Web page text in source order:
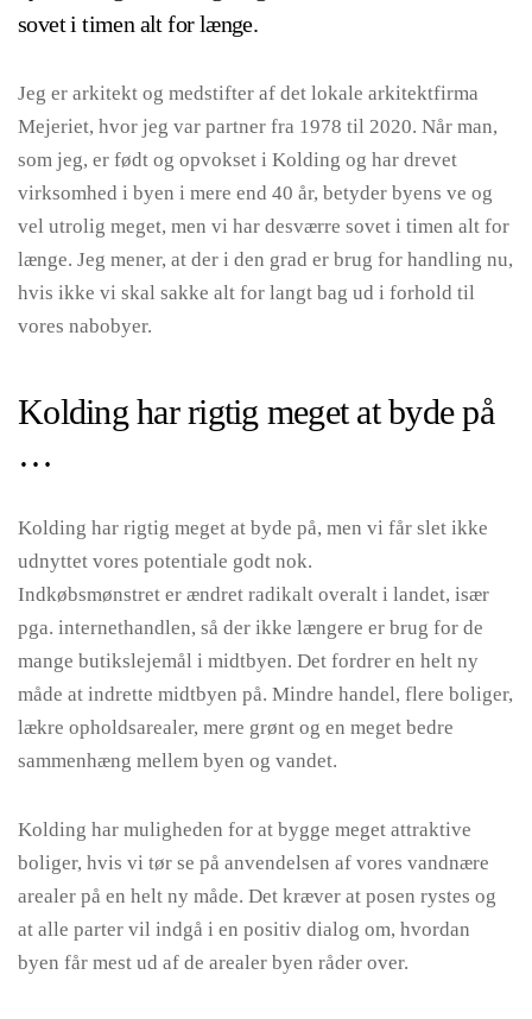
sovet i timen alt for længe.
Jeg er arkitekt og medstifter af det lokale arkitektfirma
Mejeriet, hvor jeg var partner fra 1978 til 2020. Når man,
som jeg, er født og opvokset i Kolding og har drevet
virksomhed i byen i mere end 40 år, betyder byens ve og
vel utrolig meget, men vi har desværre sovet i timen alt for
længe. Jeg mener, at der i den grad er brug for handling nu,
hvis ikke vi skal sakke alt for langt bag ud i forhold til
vores nabobyer.
Kolding har rigtig meget at byde på
…
Kolding har rigtig meget at byde på, men vi får slet ikke
udnyttet vores potentiale godt nok.
Indkøbsmønstret er ændret radikalt overalt i landet, især
pga. internethandlen, så der ikke længere er brug for de
mange butikslejemål i midtbyen. Det fordrer en helt ny
måde at indrette midtbyen på. Mindre handel, flere boliger,
lækre opholdsarealer, mere grønt og en meget bedre
sammenhæng mellem byen og vandet.
Kolding har muligheden for at bygge meget attraktive
boliger, hvis vi tør se på anvendelsen af vores vandnære
arealer på en helt ny måde. Det kræver at posen rystes og
at alle parter vil indgå i en positiv dialog om, hvordan
byen får mest ud af de arealer byen råder over.